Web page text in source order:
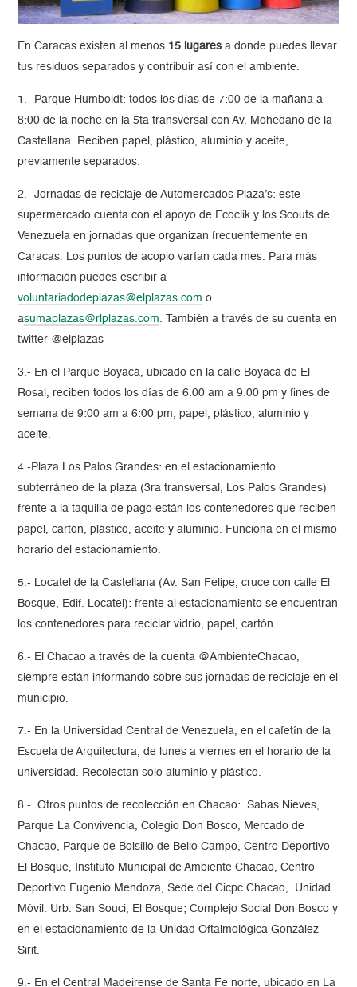
En Caracas existen al menos 15 lugares a donde puedes llevar
tus residuos separados y contribuir así con el ambiente.
1.- Parque Humboldt: todos los días de 7:00 de la mañana a
8:00 de la noche en la 5ta transversal con Av. Mohedano de la
Castellana. Reciben papel, plástico, aluminio y aceite,
previamente separados.
2.- Jornadas de reciclaje de Automercados Plaza’s: este
supermercado cuenta con el apoyo de Ecoclik y los Scouts de
Venezuela en jornadas que organizan frecuentemente en
Caracas. Los puntos de acopio varían cada mes. Para más
información puedes escribir a
voluntariadodeplazas@elplazas.com o
asumaplazas@rlplazas.com. También a través de su cuenta en
twitter @elplazas
3.- En el Parque Boyacá, ubicado en la calle Boyacá de El
Rosal, reciben todos los días de 6:00 am a 9:00 pm y fines de
semana de 9:00 am a 6:00 pm, papel, plástico, aluminio y
aceite.
4.-Plaza Los Palos Grandes: en el estacionamiento
subterráneo de la plaza (3ra transversal, Los Palos Grandes)
frente a la taquilla de pago están los contenedores que reciben
papel, cartón, plástico, aceite y aluminio. Funciona en el mismo
horario del estacionamiento.
5.- Locatel de la Castellana (Av. San Felipe, cruce con calle El
Bosque, Edif. Locatel): frente al estacionamiento se encuentran
los contenedores para reciclar vidrio, papel, cartón.
6.- El Chacao a través de la cuenta @AmbienteChacao,
siempre están informando sobre sus jornadas de reciclaje en el
municipio.
7.- En la Universidad Central de Venezuela, en el cafetín de la
Escuela de Arquitectura, de lunes a viernes en el horario de la
universidad. Recolectan solo aluminio y plástico.
8.- Otros puntos de recolección en Chacao: Sabas Nieves,
Parque La Convivencia, Colegio Don Bosco, Mercado de
Chacao, Parque de Bolsillo de Bello Campo, Centro Deportivo
El Bosque, Instituto Municipal de Ambiente Chacao, Centro
Deportivo Eugenio Mendoza, Sede del Cicpc Chacao, Unidad
Móvil. Urb. San Souci, El Bosque; Complejo Social Don Bosco y
en el estacionamiento de la Unidad Oftalmológica González
Sirit.
9.- En el Central Madeirense de Santa Fe norte, ubicado en La